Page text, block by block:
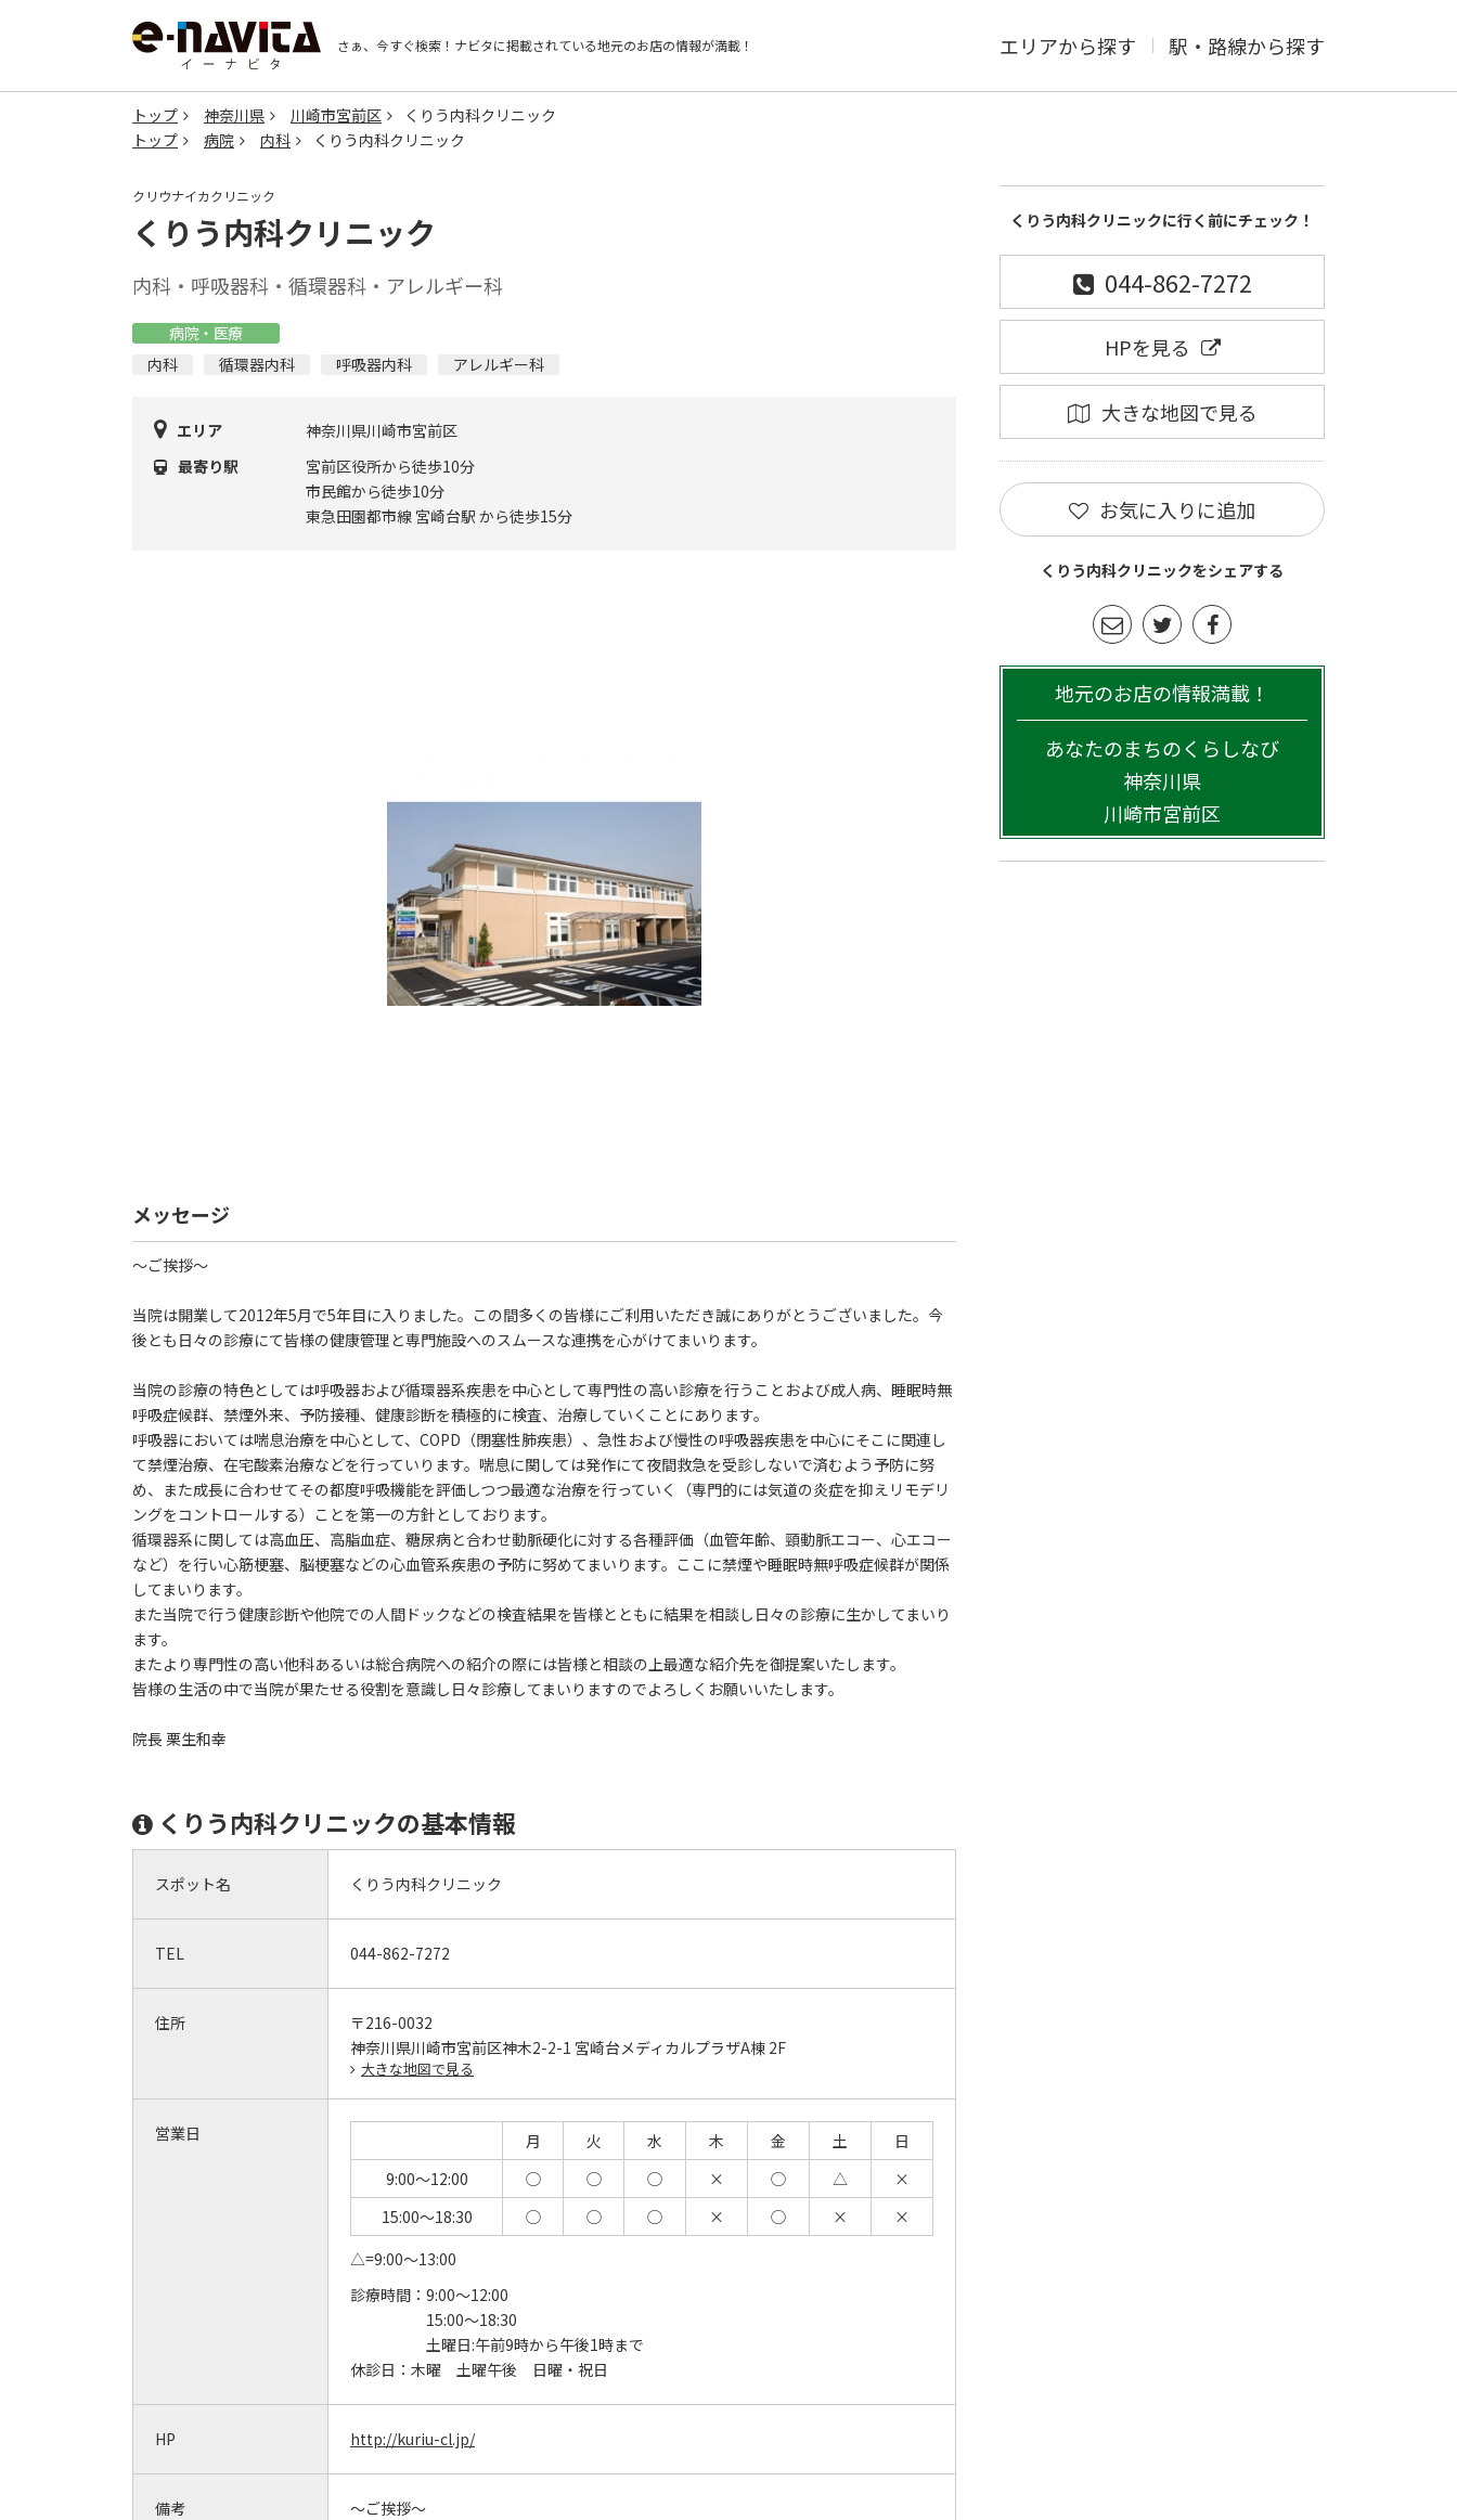
さぁ、今すぐ検索！ ナビタに掲載されている地元のお店の情報が満載！ エリアから探す 駅・路線から探す
トップ 神奈川県 川崎市宮前区
くりう内科クリニック
トップ
病院 内科 くりう内科クリニック
クリウナイカクリニック
くりう内科クリニック
内科・呼吸器科・循環器科・アレルギー科
病院・医療
内科
循環器内科 呼吸器内科 アレルギー科
エリア
神奈川県川崎市宮前区
最寄り駅
宮前区役所から徒歩10分
市民館から徒歩10分
東急田園都市線 宮崎台駅 から徒歩15分
メッセージ
～ご挨拶～
当院は開業して2012年5月で5年目に入りました。この間多くの皆様にご利用いただき誠にありがとうございました。今
後とも日々の診療にて皆様の健康管理と専門施設へのスムースな連携を心がけてまいります。
当院の診療の特色としては呼吸器および循環器系疾患を中心として専門性の高い診療を行うことおよび成人病、睡眠時無
呼吸症候群、禁煙外来、予防接種、健康診断を積極的に検査、治療していくことにあります。
呼吸器においては喘息治療を中心として、COPD（閉塞性肺疾患）、急性および慢性の呼吸器疾患を中心にそこに関連し
て禁煙治療、在宅酸素治療などを行っていります。喘息に関しては発作にて夜間救急を受診しないで済むよう予防に努
め、また成長に合わせてその都度呼吸機能を評価しつつ最適な治療を行っていく（専門的には気道の炎症を抑えリモデリ
ングをコントロールする）ことを第一の方針としております。
循環器系に関しては高血圧、高脂血症、糖尿病と合わせ動脈硬化に対する各種評価（血管年齢、頸動脈エコー、心エコー
など）を行い心筋梗塞、脳梗塞などの心血管系疾患の予防に努めてまいります。ここに禁煙や睡眠時無呼吸症候群が関係
してまいります。
また当院で行う健康診断や他院での人間ドックなどの検査結果を皆様とともに結果を相談し日々の診療に生かしてまいり
ます。
またより専門性の高い他科あるいは総合病院への紹介の際には皆様と相談の上最適な紹介先を御提案いたします。
皆様の生活の中で当院が果たせる役割を意識し日々診療してまいりますのでよろしくお願いいたします。
院長 栗生和幸
くりう内科クリニックの基本情報
スポット名 くりう内科クリニック
TEL 044-862-7272
住所
〒216-0032
神奈川県川崎市宮前区神木2-2-1 宮崎台メディカルプラザA棟 2F
大きな地図で見る
営業日 月 火 水 木 金 土
日
9:00～12:00
◯ ◯ ◯ × ◯ △
×
15:00～18:30
◯ ◯ ◯ × ◯ ×
×
△=9:00～13:00
診療時間： 9:00～12:00
15:00～18:30
土曜日:午前9時から午後1時まで
休診日： 木曜 土曜午後 日曜・祝日
HP http://kuriu-cl.jp/
備考 ～ご挨拶～
くりう内科クリニックに行く前にチェック！
044-862-7272
HPを見る
大きな地図で見る
お気に入りに追加
くりう内科クリニックをシェアする
地元のお店の情報満載！
あなたのまちのくらしなび
神奈川県
川崎市宮前区